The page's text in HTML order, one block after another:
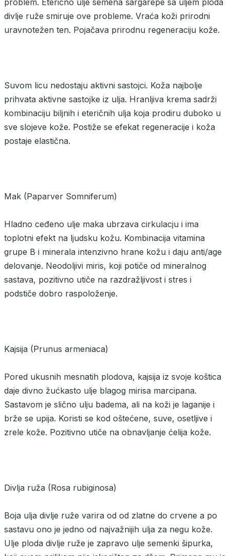
problem. Eterično ulje semena šargarepe sa uljem ploda
divlje ruže smiruje ove probleme. Vraća koži prirodni
uravnotežen ten. Pojačava prirodnu regeneraciju kože.
Suvom licu nedostaju aktivni sastojci. Koža najbolje
prihvata aktivne sastojke iz ulja. Hranljiva krema sadrži
kombinaciju biljnih i eteričnih ulja koja prodiru duboko u
sve slojeve kože. Postiže se efekat regeneracije i koža
postaje elastična.
Mak (Paparver Somniferum)
Hladno ceđeno ulje maka ubrzava cirkulacju i ima
toplotni efekt na ljudsku kožu. Kombinacija vitamina
grupe B i minerala intenzivno hrane kožu i daju anti/age
delovanje. Neodoljivi miris, koji potiče od mineralnog
sastava, pozitivno utiče na razdražljivost i stres i
podstiče dobro raspoloženje.
Kajsija (Prunus armeniaca)
Pored ukusnih mesnatih plodova, kajsija iz svoje koštica
daje divno žućkasto ulje blagog mirisa marcipana.
Sastavom je slično ulju badema, ali na koži je laganije i
brže se upija. Koristi se kod oštećene, suve, osetljive i
zrele kože. Pozitivno utiče na obnavljanje ćelija kože.
Divlja ruža (Rosa rubiginosa)
Boja ulja divlje ruže varira od od zlatne do crvene a po
sastavu ono je jedno od najvažnijih ulja za negu kože.
Ulje ploda divlje ruže je zapravo ulje semenki šipurka,